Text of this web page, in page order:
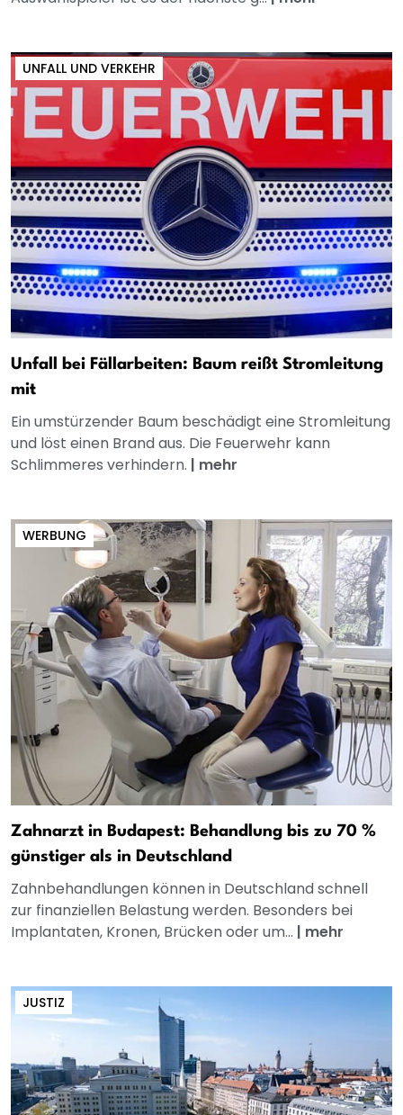
UNFALL UND VERKEHR
Unfall bei Fällarbeiten: Baum reißt Stromleitung
mit
Ein umstürzender Baum beschädigt eine Stromleitung
und löst einen Brand aus. Die Feuerwehr kann
Schlimmeres verhindern. | mehr
WERBUNG
Zahnarzt in Budapest: Behandlung bis zu 70 %
günstiger als in Deutschland
Zahnbehandlungen können in Deutschland schnell
zur finanziellen Belastung werden. Besonders bei
Implantaten, Kronen, Brücken oder um... | mehr
JUSTIZ